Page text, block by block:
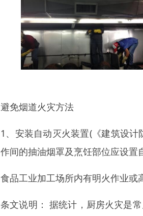
避免烟道火灾方法
1、安装自动灭火装置(《建筑设
作间的抽油烟罩及烹饪部位应设
食品工业加工场所内有明火作业或
条文说明： 据统计，厨房火灾是